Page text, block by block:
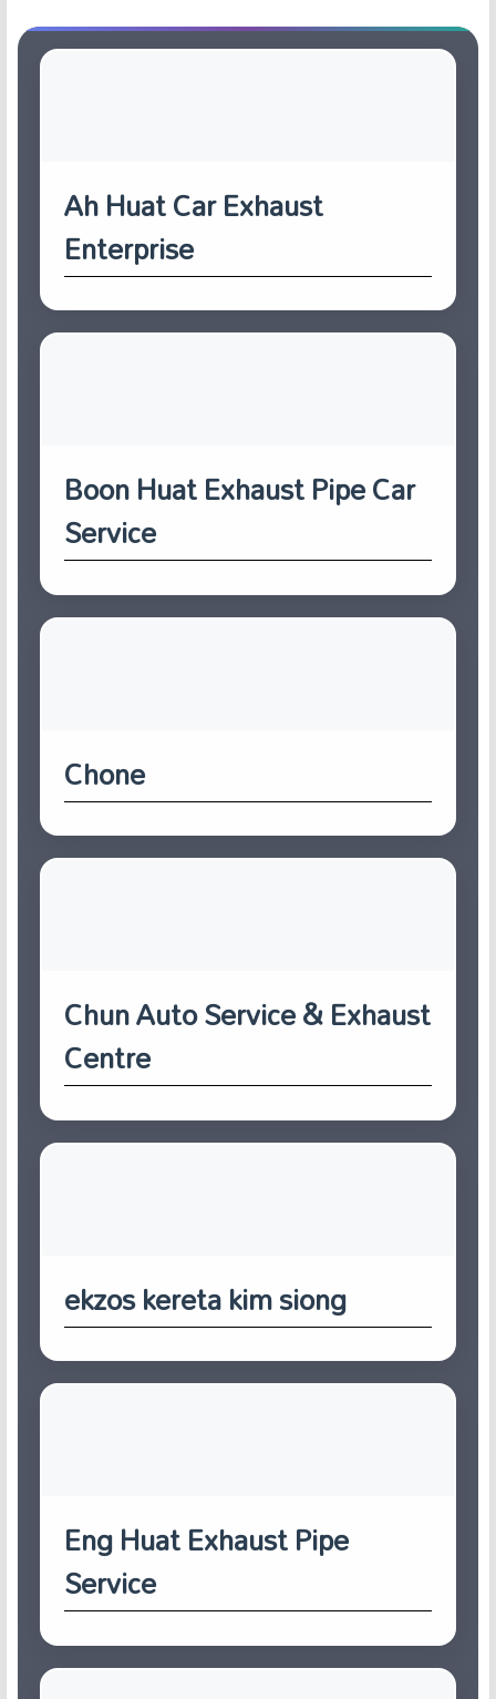
Ah Huat Car Exhaust
Enterprise
Boon Huat Exhaust Pipe Car
Service
Chone
Chun Auto Service & Exhaust
Centre
ekzos kereta kim siong
Eng Huat Exhaust Pipe
Service